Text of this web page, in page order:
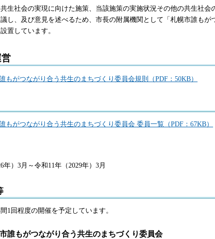
生社会の実現に向けた施策、当該施策の実施状況その他の共生社会
し、及び意見を述べるため、市長の附属機関として「札幌市誰もが
置しています。
もがつながり合う共生のまちづくり委員会規則（PDF：50KB）
もがつながり合う共生のまちづくり委員会 委員一覧（PDF：67KB）
年）3月～令和11年（2029年）3月
1回程度の開催を予定しています。
誰もがつながり合う共生のまちづくり委員会